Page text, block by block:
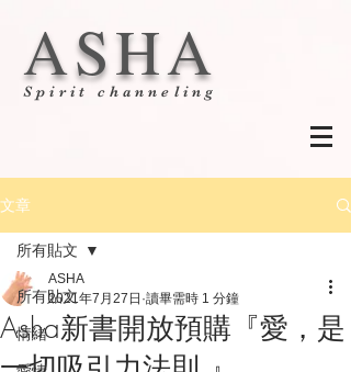
Spirit channeling
ASHA
文章
所有貼文
情緒
所有貼文
Asha新書開放預購『愛，是
ASHA
2021年7月27日 讀畢需時 1 分鐘